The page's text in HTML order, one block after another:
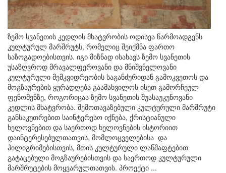
ზემო სვანეთის კედლის მხატვრობის ოდისეა წარმოადგენს
კულტურულ მარშრუტს, რომელიც შეიქმნა ფართო
საზოგადოებისთვის. იგი მიზნად ისახავს ზემო სვანეთის
უსაზღვროდ მრავალფეროვანი და მნიშვნელოვანი
კულტურული მემკვიდრეობის საგანძურიდან გამოკვეთოს და
მოგზაურების ყურადღება გაამახვილოს ისეთ გამორჩეულ
ფენომენზე, როგორიცაა ზემო სვანეთის შუასაუკუნოვანი
კედლის მხატვრობა. შემოთავაზებული კულტურული მარშრუტი
განსაკუთრებით საინტერესო იქნება, ქრისტიანული
ხელოვნებით და საერთოდ ხელოვნების ისტორიით
დაინტერესებულთათვის, მომლოცველებისა და
პილიგრიმებისთვის, მთის კულტურული ლანშაფტებით
გატაცებული მოგზაურებისთვის და საერთოდ კულტურული
მარშრუტების მოყვარულთათვის. პროექტი ...